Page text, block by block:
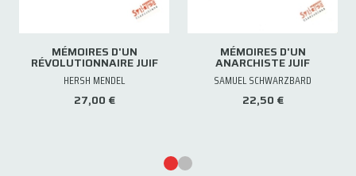
MÉMOIRES D'UN
RÉVOLUTIONNAIRE JUIF
HERSH MENDEL
27,00 €
MÉMOIRES D'UN
ANARCHISTE JUIF
SAMUEL SCHWARZBARD
22,50 €